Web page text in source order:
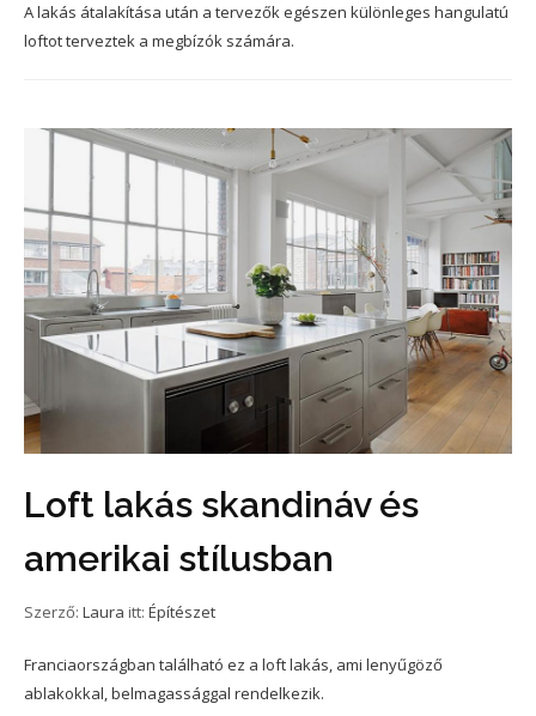
A lakás átalakítása után a tervezők egészen különleges hangulatú
loftot terveztek a megbízók számára.
Loft lakás skandináv és
amerikai stílusban
Szerző: Laura itt: Építészet
Franciaországban található ez a loft lakás, ami lenyűgöző
ablakokkal, belmagassággal rendelkezik.